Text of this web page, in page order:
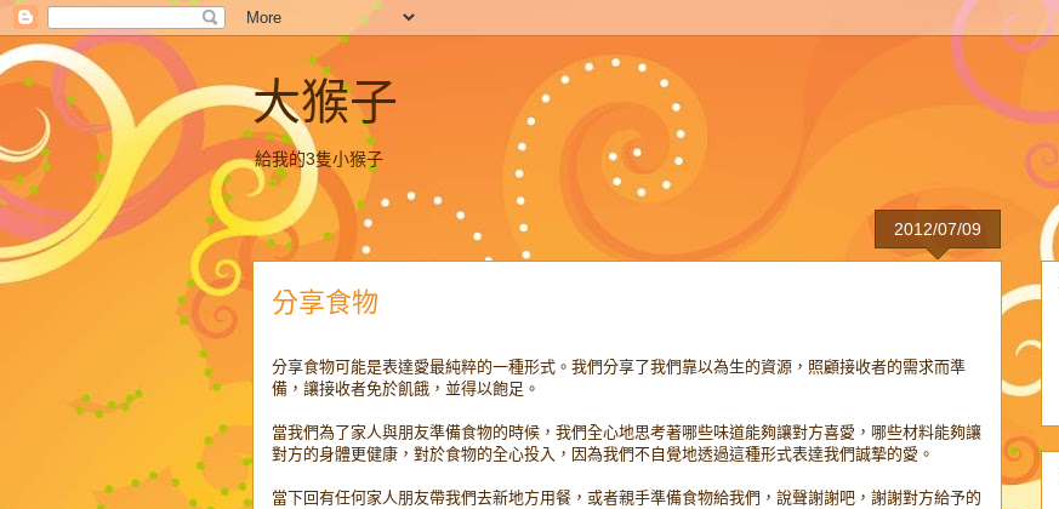
大猴子
給我的3隻小猴子
2012/07/09
分享食物
分享食物可能是表達愛最純粹的一種形式。我們分享了我們靠以為生的資源，照顧接收者的需求而準
備，讓接收者免於飢餓，並得以飽足。
當我們為了家人與朋友準備食物的時候，我們全心地思考著哪些味道能夠讓對方喜愛，哪些材料能夠讓
對方的身體更健康，對於食物的全心投入，因為我們不自覺地透過這種形式表達我們誠摯的愛。
當下回有任何家人朋友帶我們去新地方用餐，或者親手準備食物給我們，說聲謝謝吧，謝謝對方給予的